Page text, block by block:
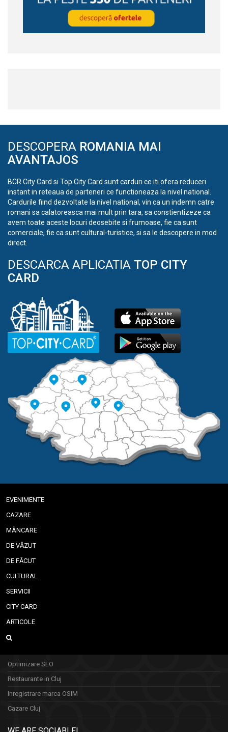
DESCOPERA ROMANIA MAI
AVANTAJOS
BCR City Card si Top City Card sunt carduri ce iti ofera reduceri
instant in reteaua de parteneri ce functioneaza la nivel national.
Cardurile fiind dezvoltate la nivel national, vin ca un indemn catre
romani sa calatoreasca mai mult prin tara, sa constientizeze ca
avem toate aceste locuri deosebite si frumoase, fie ca sunt
comerciale, fie ca sunt cultural-turistice, si sa le descopere in mod
direct.
DESCARCA APLICATIA TOP CITY
CARD
EVENIMENTE
CAZARE
MÂNCARE
DE VĂZUT
DE FĂCUT
CULTURAL
SERVICII
CITY CARD
ARTICOLE
Optimizare SEO
Restaurante in Cluj
Inregistrare marca OSIM
Cazare Cluj